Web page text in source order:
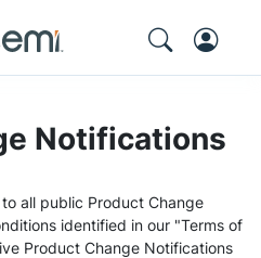
Notifications
all public Product Change
identified in our "Terms of
Product Change Notifications